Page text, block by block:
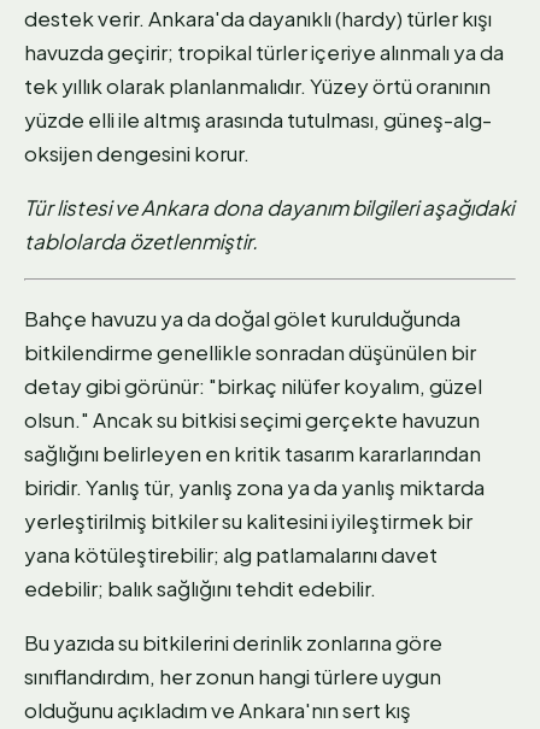
destek verir. Ankara'da dayanıklı (hardy) türler kışı
havuzda geçirir; tropikal türler içeriye alınmalı ya da
tek yıllık olarak planlanmalıdır. Yüzey örtü oranının
yüzde elli ile altmış arasında tutulması, güneş-alg-
oksijen dengesini korur.
Tür listesi ve Ankara dona dayanım bilgileri aşağıdaki
tablolarda özetlenmiştir.
Bahçe havuzu ya da doğal gölet kurulduğunda
bitkilendirme genellikle sonradan düşünülen bir
detay gibi görünür: "birkaç nilüfer koyalım, güzel
olsun." Ancak su bitkisi seçimi gerçekte havuzun
sağlığını belirleyen en kritik tasarım kararlarından
biridir. Yanlış tür, yanlış zona ya da yanlış miktarda
yerleştirilmiş bitkiler su kalitesini iyileştirmek bir
yana kötüleştirebilir; alg patlamalarını davet
edebilir; balık sağlığını tehdit edebilir.
Bu yazıda su bitkilerini derinlik zonlarına göre
sınıflandırdım, her zonun hangi türlere uygun
olduğunu açıkladım ve Ankara'nın sert kış